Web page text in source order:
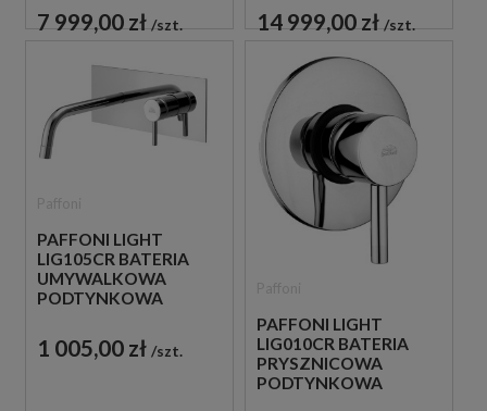
7 999,00 zł szt. 14 999,00 zł szt.
PAFFONI LIGHT
LIG105CR BATERIA
UMYWALKOWA
PODTYNKOWA
CHROM
1 005,00 zł szt.
PAFFONI LIGHT
LIG010CR BATERIA
PRYSZNICOWA
PODTYNKOWA